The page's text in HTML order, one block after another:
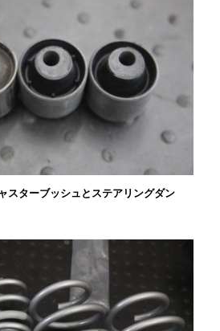
スターブッシュとステアリングダン